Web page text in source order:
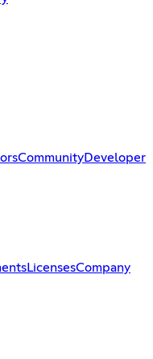
CommunityDeveloper
LicensesCompany